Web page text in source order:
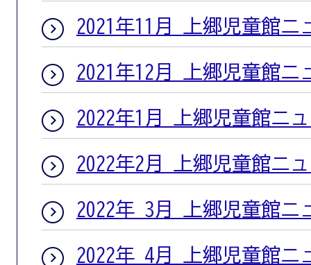
2021年11月 上郷児童館ニ
2021年12月 上郷児童館ニ
2022年1月 上郷児童館ニ
2022年2月 上郷児童館ニ
2022年 3月 上郷児童館ニ
2022年 4月 上郷児童館ニ